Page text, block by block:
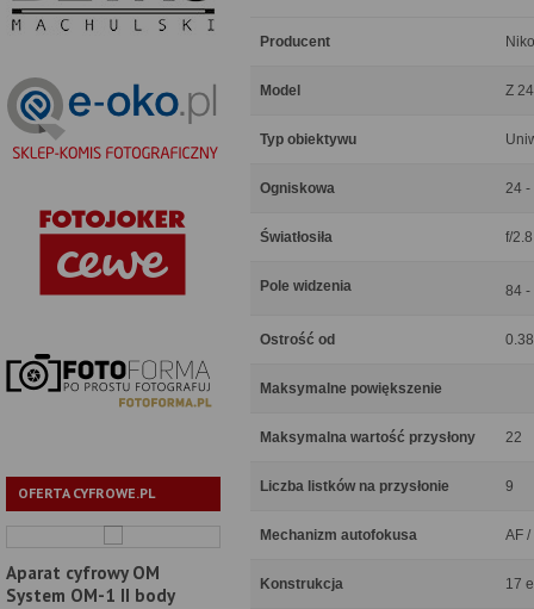
OFERTA CYFROWE.PL
Aparat cyfrowy OM
System OM-1 II body
Producent
Model Z
Typ obiektywu
Ogniskowa 24 -
Światłosiła f/2.8
Pole widzenia 84
Ostrość od
Maksymalne powiększenie
Maksymalna wartość przysłony 22
Liczba listków na przysłonie 9
Mechanizm autofokusa AF /
Konstrukcja 17